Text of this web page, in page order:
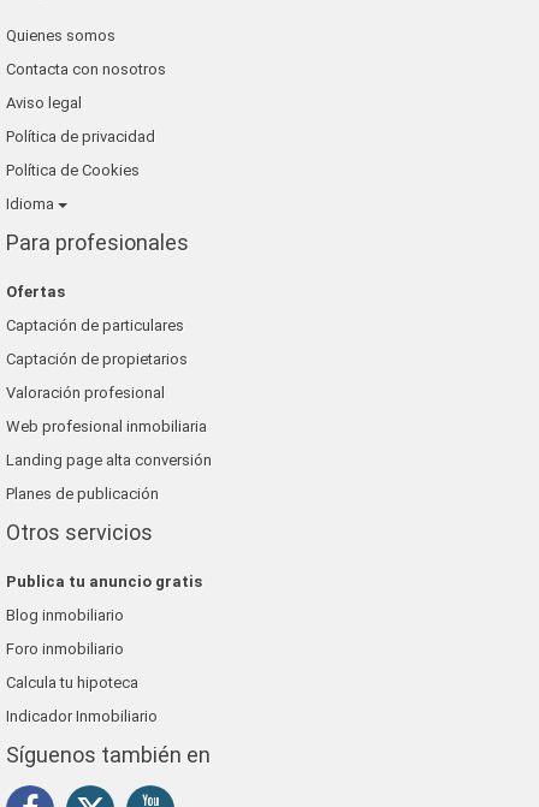
Quienes somos
Contacta con nosotros
Aviso legal
Política de privacidad
Política de Cookies
Idioma
Para profesionales
Ofertas
Captación de particulares
Captación de propietarios
Valoración profesional
Web profesional inmobiliaria
Landing page alta conversión
Planes de publicación
Otros servicios
Publica tu anuncio gratis
Blog inmobiliario
Foro inmobiliario
Calcula tu hipoteca
Indicador Inmobiliario
Síguenos también en